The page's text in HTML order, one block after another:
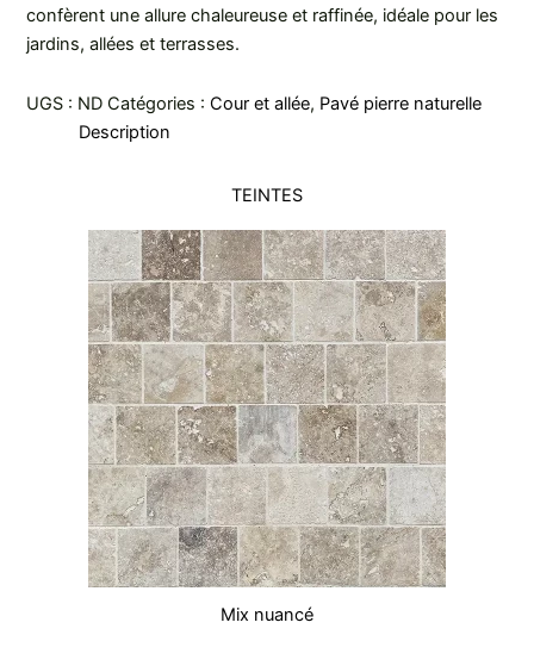
confèrent une allure chaleureuse et raffinée, idéale pour les
jardins, allées et terrasses.
UGS : ND Catégories :Cour et allée, Pavé pierre naturelle
Description
TEINTES
Mix nuancé